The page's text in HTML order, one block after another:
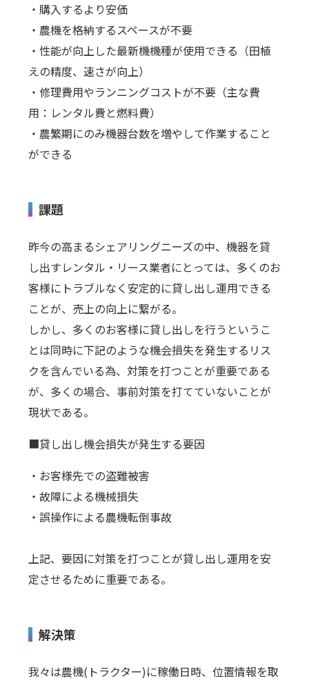
・購入するより安価
・農機を格納するスペースが不要
・性能が向上した最新機機種が使用できる（田植
えの精度、速さが向上）
・修理費用やランニングコストが不要（主な費
用：レンタル費と燃料費）
・農繁期にのみ機器台数を増やして作業すること
ができる
課題
昨今の高まるシェアリングニーズの中、機器を貸
し出すレンタル・リース業者にとっては、多くのお
客様にトラブルなく安定的に貸し出し運用できる
ことが、売上の向上に繋がる。
しかし、多くのお客様に貸し出しを行うというこ
とは同時に下記のような機会損失を発生するリス
クを含んでいる為、対策を打つことが重要である
が、多くの場合、事前対策を打てていないことが
現状である。
■貸し出し機会損失が発生する要因
・お客様先での盗難被害
・故障による機械損失
・誤操作による農機転倒事故
上記、要因に対策を打つことが貸し出し運用を安
定させるために重要である。
解決策
我々は農機(トラクター)に稼働日時、位置情報を取